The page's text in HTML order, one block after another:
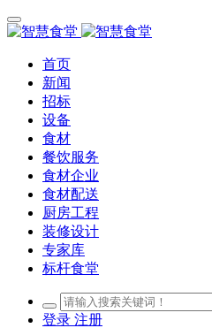
首页
新闻
招标
设备
食材
餐饮服务
食材企业
食材配送
厨房工程
装修设计
专家库
标杆食堂
登录 注册